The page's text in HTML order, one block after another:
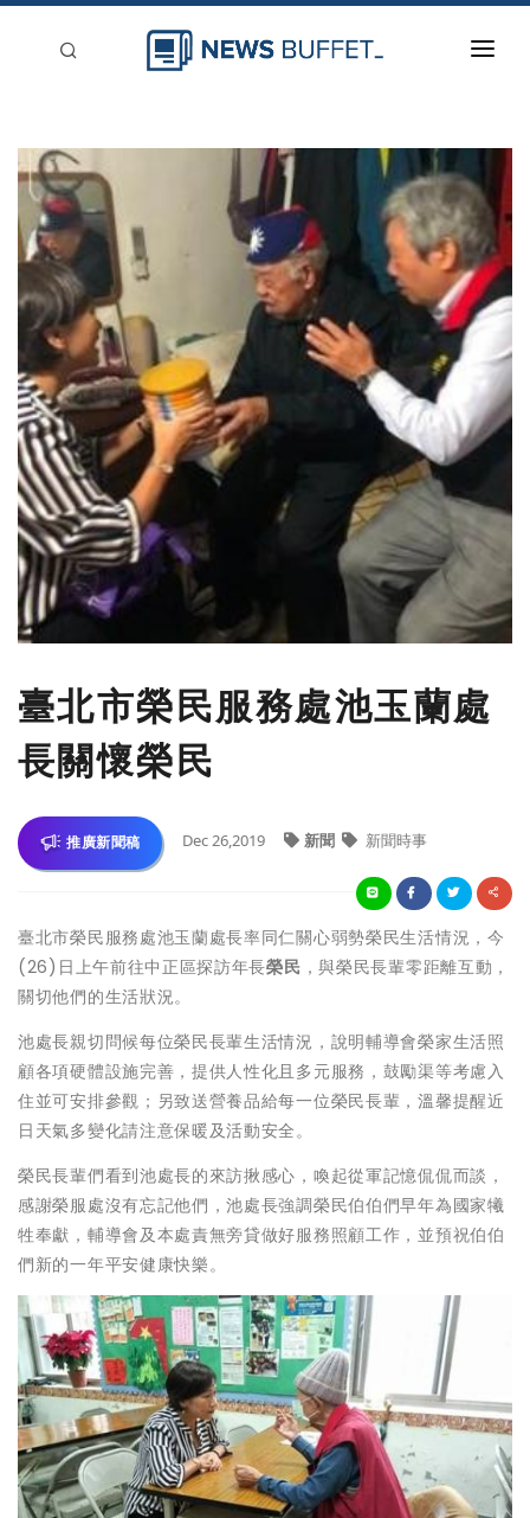
新聞稿分類
登入
刊登
臺北市榮民服務處池玉蘭處
長關懷榮民
推廣新聞稿 Dec 26,2019 新聞 新聞時事
臺北市榮民服務處池玉蘭處長率同仁關心弱勢榮民生活情況，今
(26)日上午前往中正區探訪年長榮民 ，與榮民長輩零距離互動，
關切他們的生活狀況。
池處長親切問候每位榮民長輩生活情況，說明輔導會榮家生活照
顧各項硬體設施完善，提供人性化且多元服務，鼓勵渠等考慮入
住並可安排參觀；另致送營養品給每一位榮民長輩，溫馨提醒近
日天氣多變化請注意保暖及活動安全。
榮民長輩們看到池處長的來訪揪感心，喚起從軍記憶侃侃而談，
感謝榮服處沒有忘記他們，池處長強調榮民伯伯們早年為國家犧
牲奉獻，輔導會及本處責無旁貸做好服務照顧工作，並預祝伯伯
們新的一年平安健康快樂。